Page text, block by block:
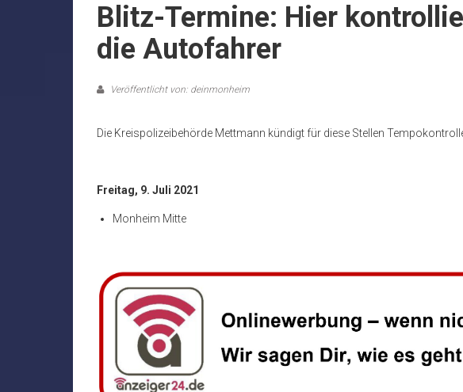
Blitz-Termine: Hier
die Autofahrer
Veröffentlicht von: deinmonheim
Die Kreispolizeibehörde Mettmann kündigt für diese Stellen
Freitag, 9. Juli 2021
Monheim Mitte